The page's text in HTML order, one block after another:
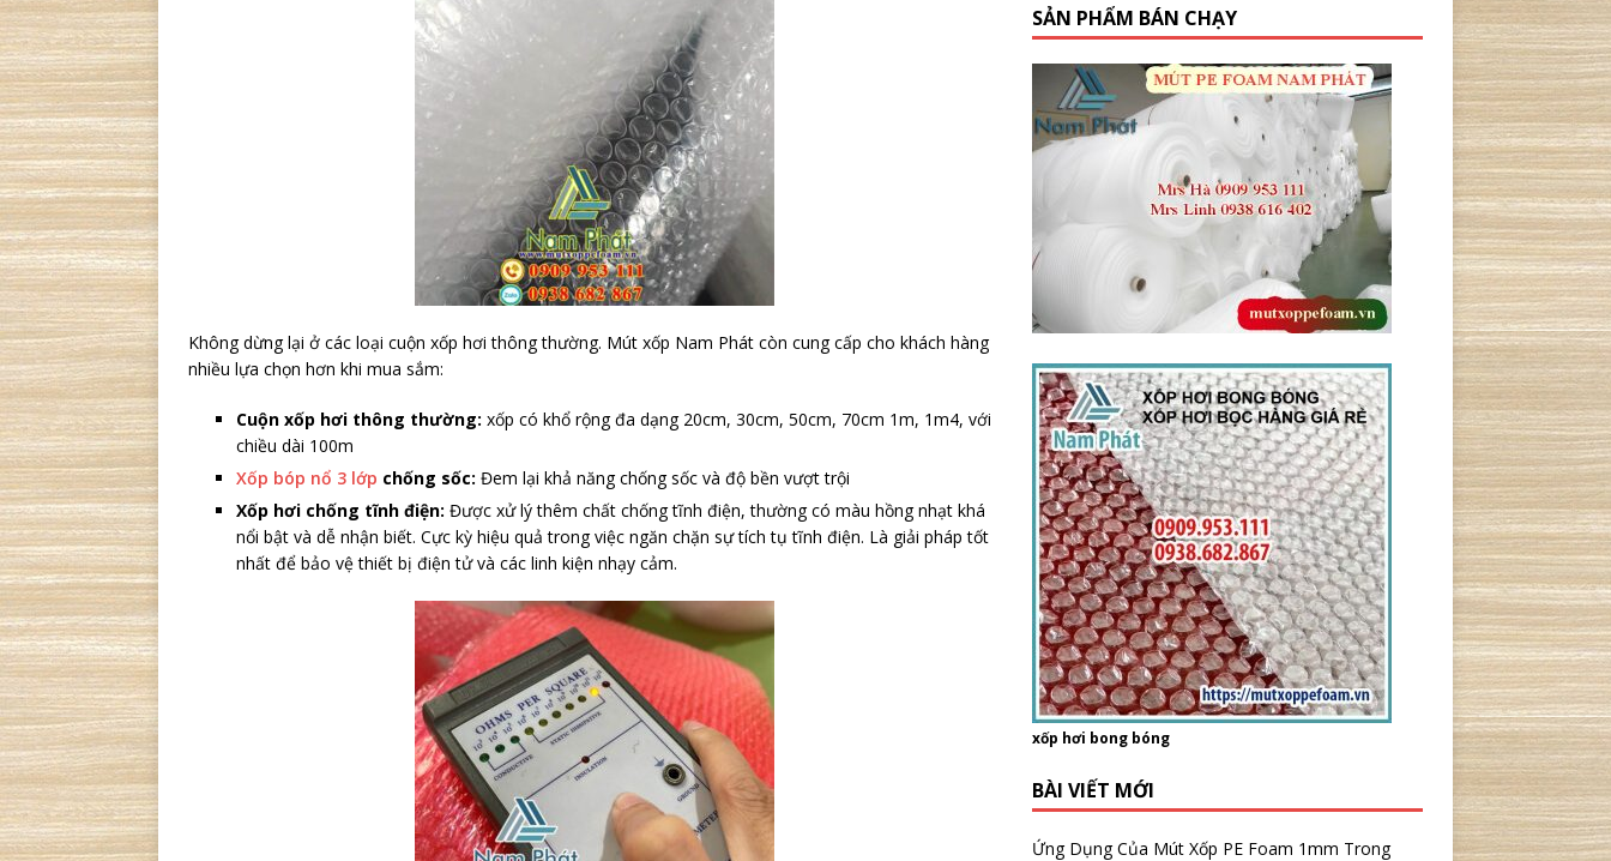
Không dừng lại ở các loại cuộn xốp hơi thông thường. Mút xốp Nam Phát còn cung cấp cho khách hàng
nhiều lựa chọn hơn khi mua sắm:
Cuộn xốp hơi thông thường: xốp có khổ rộng đa dạng 20cm, 30cm, 50cm, 70cm 1m, 1m4, với
chiều dài 100m
Xốp bóp nổ 3 lớp chống sốc: Đem lại khả năng chống sốc và độ bền vượt trội
Xốp hơi chống tĩnh điện: Được xử lý thêm chất chống tĩnh điện, thường có màu hồng nhạt khá
nổi bật và dễ nhận biết. Cực kỳ hiệu quả trong việc ngăn chặn sự tích tụ tĩnh điện. Là giải pháp tốt
nhất để bảo vệ thiết bị điện tử và các linh kiện nhạy cảm.
SẢN PHẨM BÁN CHẠY
xốp hơi bong bóng
BÀI VIẾT MỚI
Ứng Dụng Của Mút Xốp PE Foam 1mm Trong